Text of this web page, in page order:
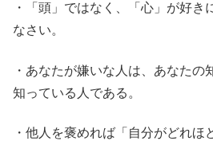
・「頭」ではなく、「心」が好き
なさい。
・あなたが嫌いな人は、あなたの
知っている人である。
・他人を褒めれば「自分がどれほ